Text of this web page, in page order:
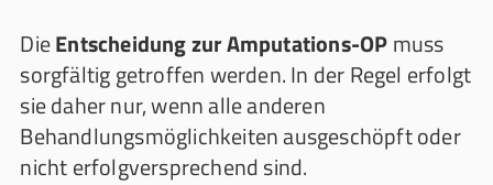
DieEntscheidung zur Amputations-OPmuss
sorgfältig getroffen werden. In der Regel erfolgt
sie daher nur, wenn alle anderen
Behandlungsmöglichkeiten ausgeschöpft oder
nicht erfolgversprechend sind.